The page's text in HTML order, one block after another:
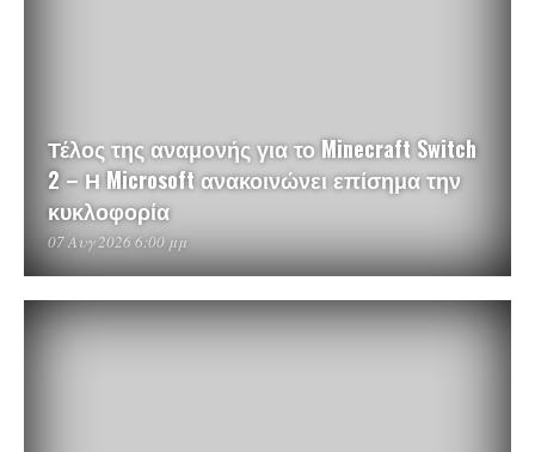
Τέλος της αναμονής για το Minecraft Switch
2 – Η Microsoft ανακοινώνει επίσημα την
κυκλοφορία
07 Αυγ 2026 6:00 μμ